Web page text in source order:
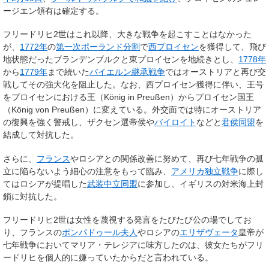
ージエン領有は確定する。
フリードリヒ2世はこれ以降、大きな戦争を起こすことはなかった
が、 1772年の第一次ポーランド分割 で西プロイセンを獲得して、飛び
地状態だったブランデンブルクと東プロイセンを地続きとし、 1778年
から1779年まで続いたバイエルン継承戦争ではオーストリアと再び交
戦してその強大化を阻止した。なお、西プロイセン獲得に伴い、王号
をプロイセンにおける王（König in Preußen）からプロイセン国王
（König von Preußen）に変えている。外交面では特にオーストリア
の復興を強く警戒し、ザクセン選帝侯やバイロイト などと君侯同盟を
結成して対抗した。
さらに、 フランスやロシアとの関係改善に努めて、再び七年戦争の孤
立に陥らないよう細心の注意をもって臨み、 アメリカ独立戦争に際し
てはロシアが提唱した武装中立同盟に参加し、イギリスの対米海上封
鎖に対抗した。
フリードリヒ2世は女性を蔑視する発言をたびたび公の場でしてお
り、フランスのポンパドゥール夫人やロシアのエリザヴェータ皇帝が
七年戦争においてマリア・テレジアに味方したのは、彼女たちがフリ
ードリヒを個人的に嫌っていたからだと言われている。